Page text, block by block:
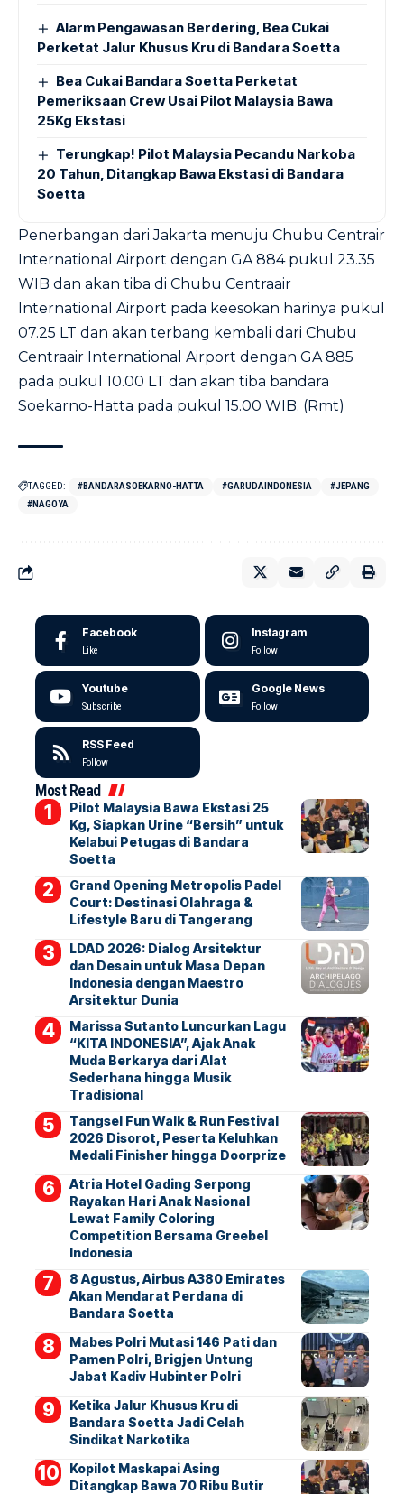
Alarm Pengawasan Berdering, Bea Cukai
Perketat Jalur Khusus Kru di Bandara Soetta
Bea Cukai Bandara Soetta Perketat
Pemeriksaan Crew Usai Pilot Malaysia Bawa
25Kg Ekstasi
Terungkap! Pilot Malaysia Pecandu Narkoba
20 Tahun, Ditangkap Bawa Ekstasi di Bandara
Soetta
Penerbangan dari Jakarta menuju Chubu Centrair
International Airport dengan GA 884 pukul 23.35
WIB dan akan tiba di Chubu Centraair
International Airport pada keesokan harinya pukul
07.25 LT dan akan terbang kembali dari Chubu
Centraair International Airport dengan GA 885
pada pukul 10.00 LT dan akan tiba bandara
Soekarno-Hatta pada pukul 15.00 WIB. (Rmt)
TAGGED: #BANDARASOEKARNO-HATTA #GARUDAINDONESIA
#JEPANG
#NAGOYA
Facebook
Like
Instagram
Follow
Youtube
Subscribe
Google News
Follow
RSS Feed
Follow
Most Read
Pilot Malaysia Bawa Ekstasi 25
Kg, Siapkan Urine “Bersih” untuk
Kelabui Petugas di Bandara
Soetta
Grand Opening Metropolis Padel
Court: Destinasi Olahraga &
Lifestyle Baru di Tangerang
LDAD 2026: Dialog Arsitektur
dan Desain untuk Masa Depan
Indonesia dengan Maestro
Arsitektur Dunia
Marissa Sutanto Luncurkan Lagu
“KITA INDONESIA”, Ajak Anak
Muda Berkarya dari Alat
Sederhana hingga Musik
Tradisional
Tangsel Fun Walk & Run Festival
2026 Disorot, Peserta Keluhkan
Medali Finisher hingga Doorprize
Atria Hotel Gading Serpong
Rayakan Hari Anak Nasional
Lewat Family Coloring
Competition Bersama Greebel
Indonesia
8 Agustus, Airbus A380 Emirates
Akan Mendarat Perdana di
Bandara Soetta
Mabes Polri Mutasi 146 Pati dan
Pamen Polri, Brigjen Untung
Jabat Kadiv Hubinter Polri
Ketika Jalur Khusus Kru di
Bandara Soetta Jadi Celah
Sindikat Narkotika
Kopilot Maskapai Asing
Ditangkap Bawa 70 Ribu Butir